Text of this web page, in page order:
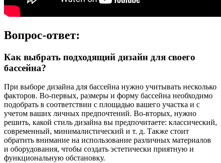
Вопрос-ответ:
Как выбрать подходящий дизайн для своего
бассейна?
При выборе дизайна для бассейна нужно учитывать несколько
факторов. Во-первых, размеры и форму бассейна необходимо
подобрать в соответствии с площадью вашего участка и с
учетом ваших личных предпочтений. Во-вторых, нужно
решить, какой стиль дизайна вы предпочитаете: классический,
современный, минималистический и т. д. Также стоит
обратить внимание на использование различных материалов
и оборудования, чтобы создать эстетически приятную и
функциональную обстановку.